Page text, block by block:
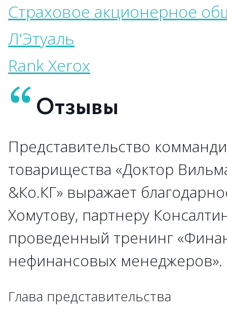
Страховое акционерное
Л'Этуаль
Rank Xerox
Отзывы
Представительство
товарищества «Доктор
&Ко.КГ» выражает
Хомутову, партнеру
проведенный тренинг
нефинансовых
Глава представительства
→
→
→
→
→
→
→
→
→
→
→
→
→
→
→
→
→
→
→
→
→
→
→
→
→
→
→
→
→
→
→
→
→